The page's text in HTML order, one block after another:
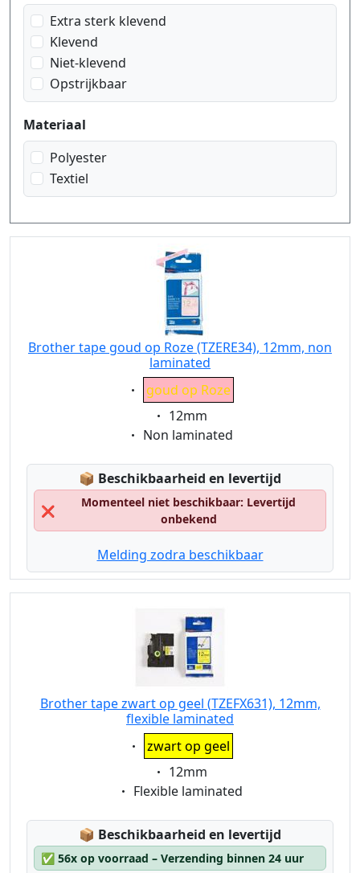
zwart op zilver kant patroon
zwart op zilver mat
Extra sterk klevend
Klevend
Niet-klevend
Opstrijkbaar
Materiaal
Polyester
Textiel
Brother tape goud op Roze (TZERE34), 12mm, non
laminated
Eigenschaft:
goud op Roze
Eigenschaft:
12mm
Eigenschaft:
Non laminated
📦 Lagerstatus:
Beschikbaarheid en levertijd
❌
Momenteel niet beschikbaar: Levertijd
onbekend
Melding zodra beschikbaar
Brother tape zwart op geel (TZEFX631), 12mm,
flexible laminated
Eigenschaft:
zwart op geel
Eigenschaft:
12mm
Eigenschaft:
Flexible laminated
📦 Lagerstatus:
Beschikbaarheid en levertijd
✅ 56x op voorraad – Verzending binnen 24 uur